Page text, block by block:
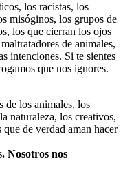
los racistas, los
misóginos, los grupos de
los que cierran los ojos
de animales,
intenciones. Si te sientes
que nos ignores.
de los animales, los
naturaleza, los creativos,
de verdad aman hacer
Nosotros nos